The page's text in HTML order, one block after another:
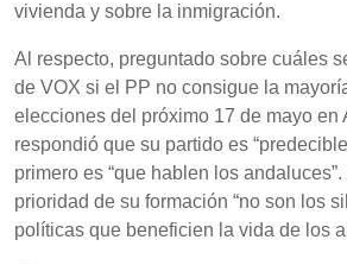
vivienda y sobre la inmigración.
Al respecto, preguntado sobre cuáles
de VOX si el PP no consigue la
elecciones del próximo 17 de mayo en
respondió que su partido es
primero es “que hablen los
prioridad de su formación “no son los
políticas que beneficien la vida de los